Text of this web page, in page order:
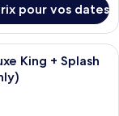
pour vos dates
d’hôtel avec un grand
King + Splash